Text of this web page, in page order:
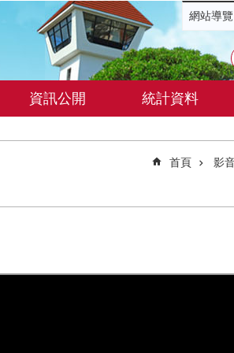
網站導覽
資訊公開 統計資料
首頁 影